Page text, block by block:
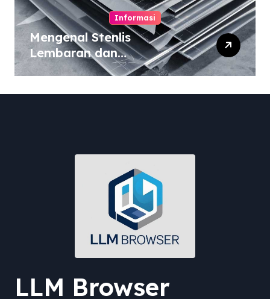
Informasi
Mengenal Stenlis
Lembaran dan
Komposisinya
LLM Browser